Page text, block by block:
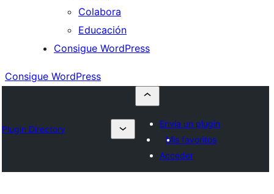
Colabora
Educación
Consigue WordPress
Consigue WordPress
Plugin Directory
Envía un plugin
Mis favoritos
Acceder